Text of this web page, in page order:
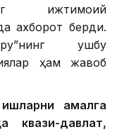
ижтимоий
ахборот берди.
ушбу
ҳам жавоб
амалга
квази-давлат,